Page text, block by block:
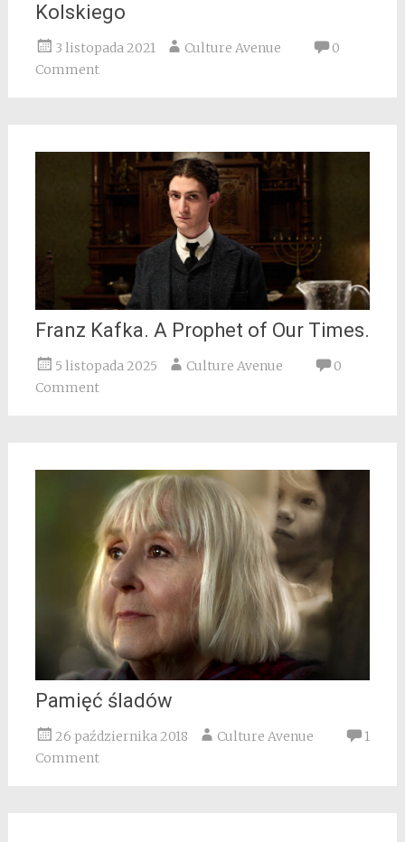
Kolskiego
3 listopada 2021 Culture Avenue
0
Comment
Franz Kafka. A Prophet of Our Times.
5 listopada 2025 Culture Avenue
0
Comment
Pamięć śladów
26 października 2018 Culture Avenue
1
Comment